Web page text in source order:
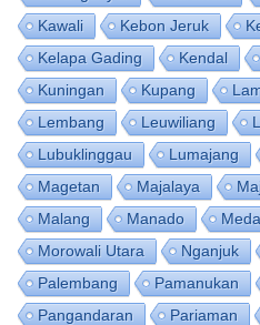
Kawali
Kebon Jeruk
Kelapa Gading
Kendal
Kuningan
Kupang
Lembang
Leuwiliang
Lubuklinggau
Lumajang
Magetan
Majalaya
Malang
Manado
Morowali Utara
Nganjuk
Palembang
Pamanukan
Pangandaran
Pariaman